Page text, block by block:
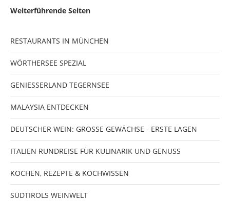
Weiterführende Seiten
RESTAURANTS IN MÜNCHEN
WÖRTHERSEE SPEZIAL
GENIESSERLAND TEGERNSEE
MALAYSIA ENTDECKEN
DEUTSCHER WEIN: GROSSE GEWÄCHSE - ERSTE LAGEN
ITALIEN RUNDREISE FÜR KULINARIK UND GENUSS
KOCHEN, REZEPTE & KOCHWISSEN
SÜDTIROLS WEINWELT